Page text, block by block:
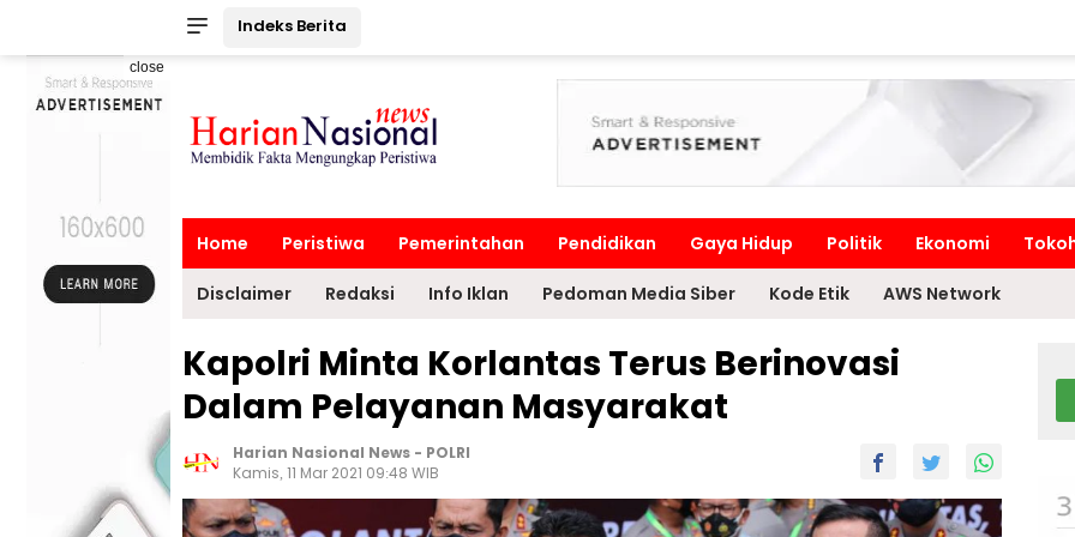
Indeks Berita
close
Home Peristiwa Pemerintahan Pendidikan Gaya Hidup Politik Ekonomi
Disclaimer Redaksi Info Iklan Pedoman Media Siber Kode Etik AWS Network
Kapolri Minta Korlantas Terus Berinovasi
Dalam Pelayanan Masyarakat
Harian Nasional News - POLRI
Kamis, 11 Mar 2021 09:48 WIB